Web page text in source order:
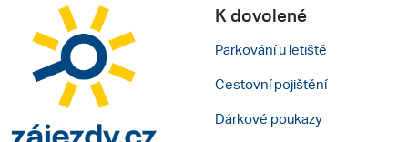
K dovolené
Parkování u letiště
Cestovní pojištění
Dárkové poukazy